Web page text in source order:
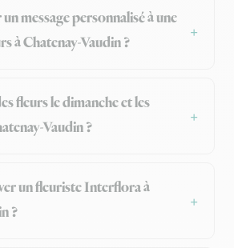
message personnalisé à une
à Chatenay-Vaudin ?
fleurs le dimanche et les
Vaudin ?
un fleuriste Interflora à
?